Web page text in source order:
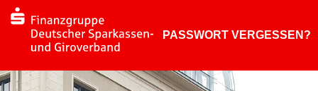
PASSWORT VERGESSEN?